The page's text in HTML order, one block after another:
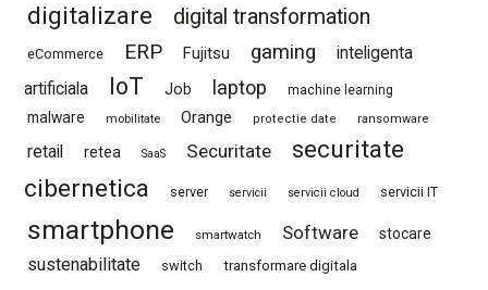
digitalizare digital transformation
eCommerce ERP Fujitsu gaming
inteligenta
artificiala
IoT Job laptop machine learning
malware mobilitate Orange protectie date ransomware
retail retea SaaS Securitate
securitate
cibernetica
server servicii servicii cloud servicii IT
smartphone smartwatch Software stocare
sustenabilitate switch transformare digitala